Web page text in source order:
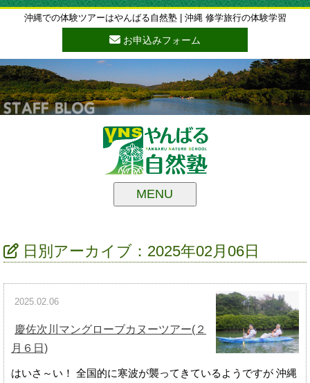
沖縄での体験ツアーはやんばる自然塾 | 沖縄 修学旅行の体験学習
お申込みフォーム
MENU
日別アーカイブ：2025年02月06日
2025.02.06
慶佐次川マングローブカヌーツアー(２
月６日)
はいさ～い！ 全国的に寒波が襲ってきているようですが 沖縄